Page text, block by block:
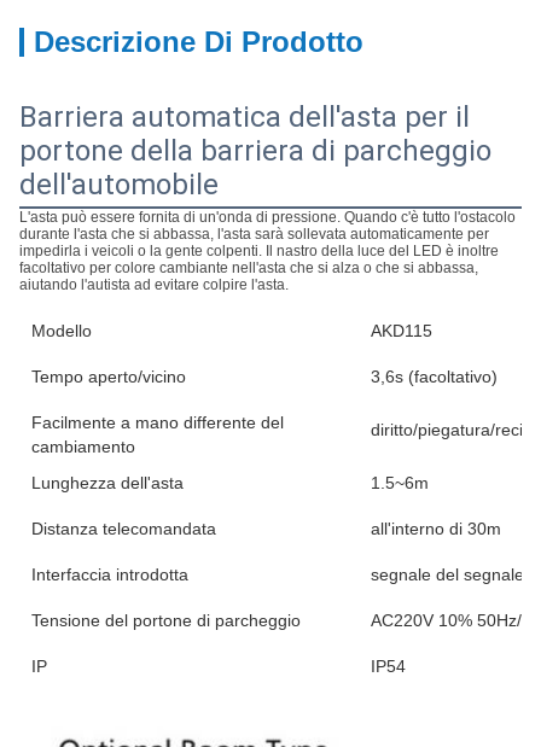
Descrizione Di Prodotto
Barriera automatica dell'asta per il
portone della barriera di parcheggio
dell'automobile
L'asta può essere fornita di un'onda di pressione. Quando c'è tutto l'ostacolo
durante l'asta che si abbassa, l'asta sarà sollevata automaticamente per
impedirla i veicoli o la gente colpenti. Il nastro della luce del LED è inoltre
facoltativo per colore cambiante nell'asta che si alza o che si abbassa,
aiutando l'autista ad evitare colpire l'asta.
Modello AKD115
Tempo aperto/vicino 3,6s (facoltativo)
Facilmente a mano differente del
cambiamento
diritto/piegatura/
Lunghezza dell'asta 1.5~6m
Distanza telecomandata all'interno di 30m
Interfaccia introdotta segnale del segnale
Tensione del portone di parcheggio AC220V 10% 50Hz/
IP IP54